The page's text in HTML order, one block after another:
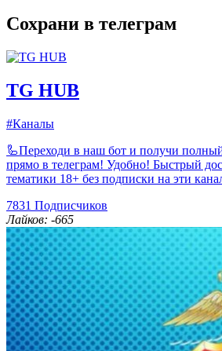
Сохрани в телеграм
TG HUB
#Каналы
🦾Переходи в наш бот и получи
прямо в телеграм! Удобно! Быстрый
тематики 18+ без подписки на эти
7831 Подписчиков
Лайков: -665